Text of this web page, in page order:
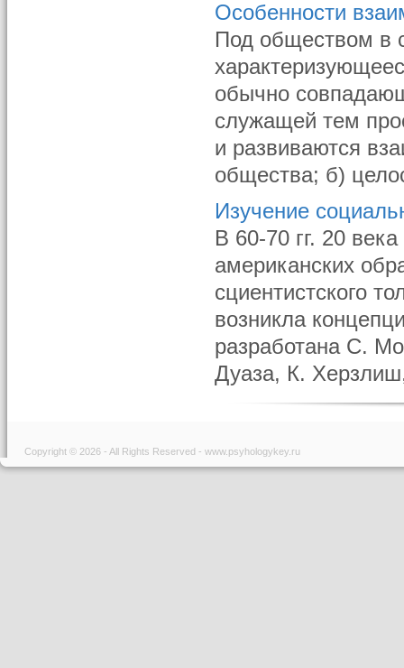
Особенности
Под обществом в
обычно
служащей тем
и развиваются
общества; б)
Изучение
В 60-70 гг. 20
американских
сциентистского
возникла
разработана С.
Дуаза, К.
Copyright © 2026 - All Rights Reserved - www.psyhologykey.ru